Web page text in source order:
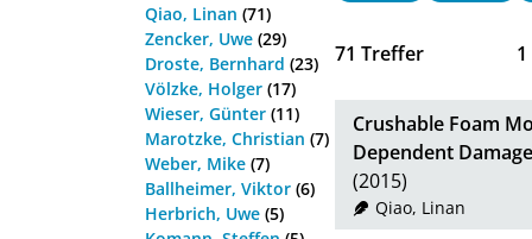
Qiao, Linan (71)
Zencker, Uwe (29)
Droste, Bernhard (23)
Völzke, Holger (17)
Wieser, Günter (11)
Marotzke, Christian (7)
Weber, Mike (7)
Ballheimer, Viktor (6)
Herbrich, Uwe (5)
71 Treffer 1
Crushable Foam
Dependent
(2015)
Qiao, Linan